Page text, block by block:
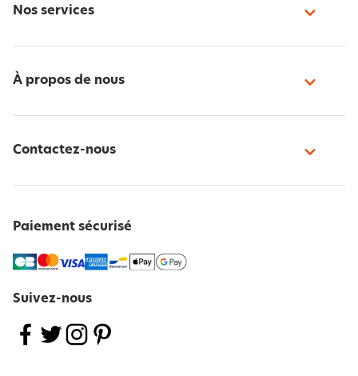
Nos services
À propos de nous
Contactez-nous
Paiement sécurisé
Suivez-nous